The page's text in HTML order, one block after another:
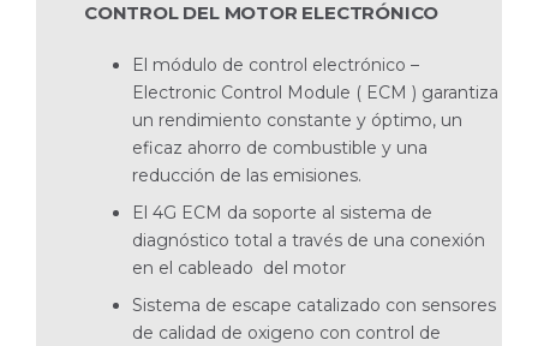
CONTROL DEL MOTOR ELECTRÓNICO
El módulo de control electrónico –
Electronic Control Module ( ECM ) garantiza
un rendimiento constante y óptimo, un
eficaz ahorro de combustible y una
reducción de las emisiones.
El 4G ECM da soporte al sistema de
diagnóstico total a través de una conexión
en el cableado del motor
Sistema de escape catalizado con sensores
de calidad de oxigeno con control de